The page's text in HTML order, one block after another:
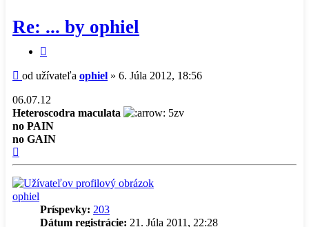
Re: ... by ophiel
Príspevok
od užívateľa ophiel » 6. Júla 2012, 18:56
06.07.12
Heteroscodra maculata
5zv
no PAIN
no GAIN
ophiel
Príspevky: 203
Dátum registrácie: 21. Júla 2011, 22:28